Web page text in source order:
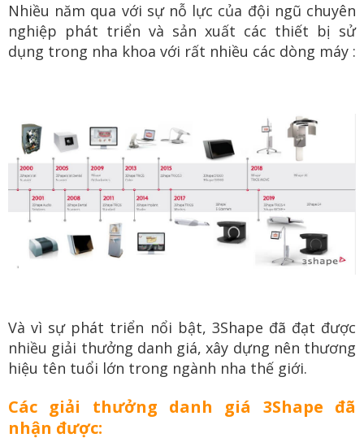
Nhiều năm qua với sự nỗ lực của đội ngũ chuyên
nghiệp phát triển và sản xuất các thiết bị sử
dụng trong nha khoa với rất nhiều các dòng máy :
Và vì sự phát triển nổi bật, 3Shape đã đạt được
nhiều giải thưởng danh giá, xây dựng nên thương
hiệu tên tuổi lớn trong ngành nha thế giới.
Các giải thưởng danh giá 3Shape đã
nhận được: